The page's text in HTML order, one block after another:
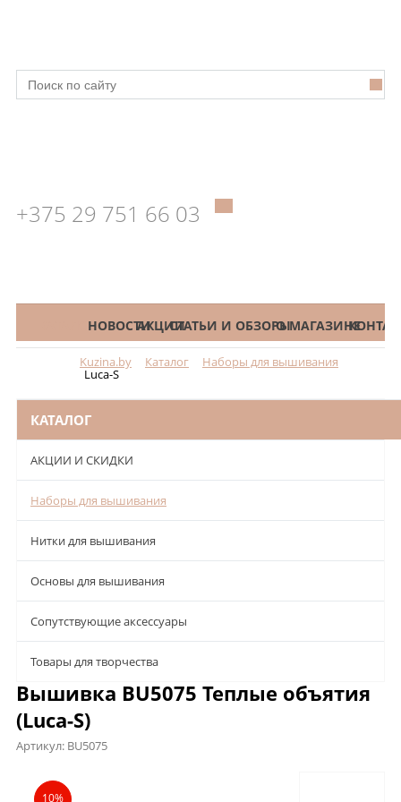
+375 29 751 66 03
КАТАЛОГНОВОСТИАКЦИИСТАТЬИ И ОБЗОРЫО МАГАЗИНЕ
Kuzina.by Каталог Наборы для вышивания
Luca-S
КАТАЛОГ
АКЦИИ И СКИДКИ
Наборы для вышивания
Нитки для вышивания
Основы для вышивания
Сопутствующие аксессуары
Товары для творчества
Вышивка BU5075 Теплые объятия
(Luca-S)
Артикул: BU5075
Описание
10%